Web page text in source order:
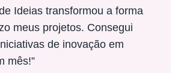
Ideias transformou a forma
meus projetos. Consegui
de inovação em
mês!”